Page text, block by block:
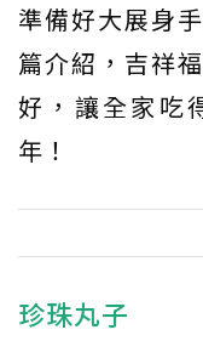
準備好大展身
篇介紹，吉祥
好，讓全家吃
年！
珍珠丸子